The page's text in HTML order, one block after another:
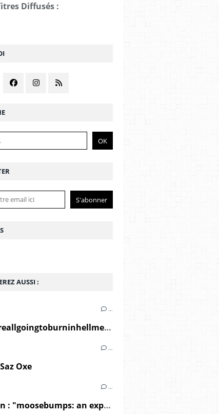
AUSSI :
…
El-P - Weareallgoingtoburninhellmegamixx2 (2008)
…
Oxe
…
Dr Octagon : "moosebumps: an exploration into modern day horripilation" (2018)
Diffusés :